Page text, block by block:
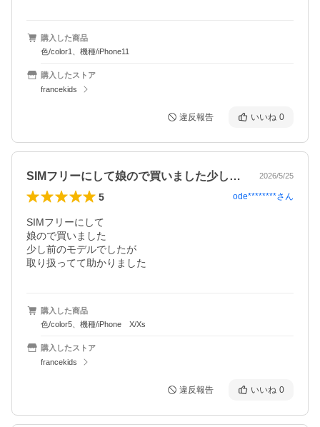
購入した商品
色/color1、機種/iPhone11
購入したストア
francekids
違反報告 いいね 0
SIMフリーにして娘ので買いました少し… 2026/5/25
5 ode********さん
SIMフリーにして
娘ので買いました
少し前のモデルでしたが
取り扱ってて助かりました
購入した商品
色/color5、機種/iPhone X/Xs
購入したストア
francekids
違反報告 いいね 0